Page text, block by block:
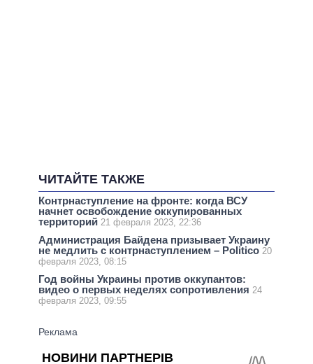
ЧИТАЙТЕ ТАКЖЕ
Контрнаступление на фронте: когда ВСУ
начнет освобождение оккупированных
территорий 21 февраля 2023, 22:36
Администрация Байдена призывает Украину
не медлить с контрнаступлением – Politico 20
февраля 2023, 08:15
Год войны Украины против оккупантов:
видео о первых неделях сопротивления 24
февраля 2023, 09:55